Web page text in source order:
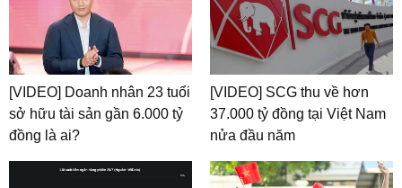
[VIDEO] Doanh nhân 23 tuổi
sở hữu tài sản gần 6.000 tỷ
đồng là ai?
[VIDEO] SCG thu về hơn
37.000 tỷ đồng tại Việt Nam
nửa đầu năm